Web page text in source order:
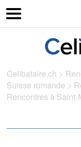
Celibataire.ch >
Suisse romande >
Rencontres à Saint-